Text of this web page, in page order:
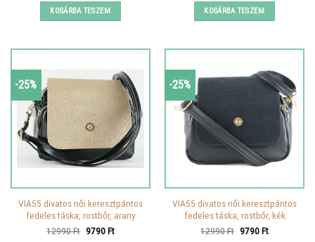
was:
13690 Ft.
KOSÁRBA TESZEM
was:
13090 Ft.
KOSÁRBA TESZEM
-25%
VIA55 divatos női keresztpántos
fedeles táska, rostbőr, arany
12990Ft Original
9790FtCurrent
-25%
VIA55 divatos női keresztpántos
fedeles táska, rostbőr, kék
12990Ft Original
9790FtCurrent